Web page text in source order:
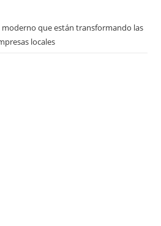
moderno que están transformando las
locales